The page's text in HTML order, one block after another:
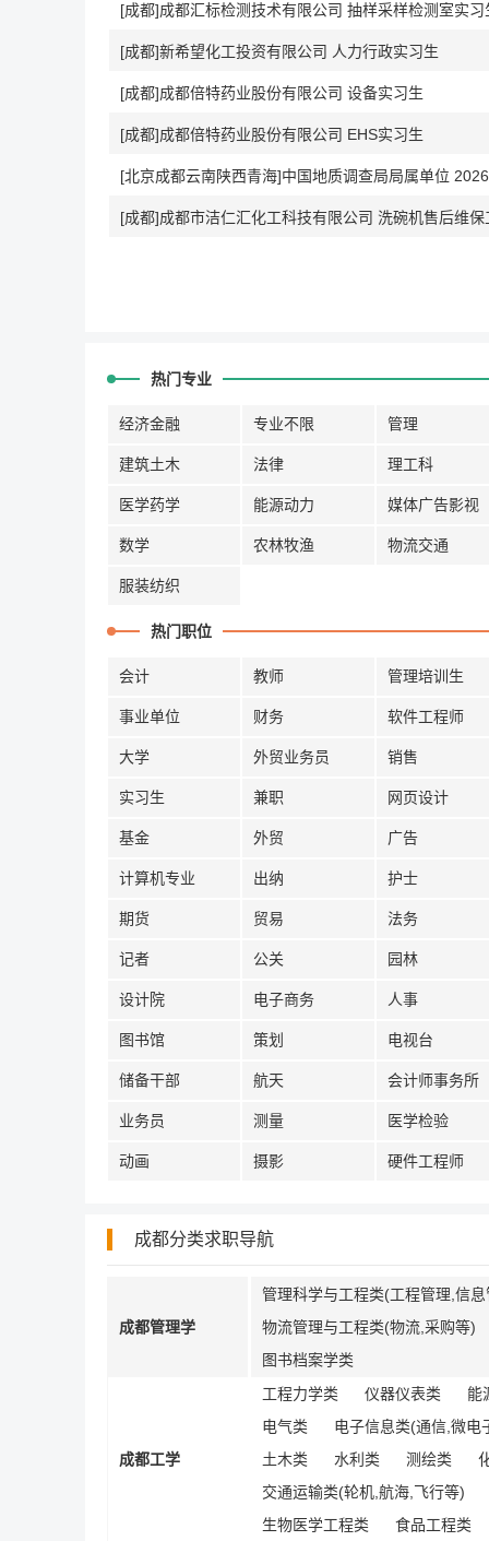
[成都]成都汇标检测技术有限公司 抽样采样检测室实习
[成都]新希望化工投资有限公司 人力行政实习生
[成都]成都倍特药业股份有限公司 设备实习生
[成都]成都倍特药业股份有限公司 EHS实习生
[北京成都云南陕西青海]中国地质调查局局属单位
[成都]成都市洁仁汇化工科技有限公司 洗碗机售后维保
热门专业
经济金融 专业不限 管理
建筑土木 法律 理工科
医学药学 能源动力 媒体广告影视
数学 农林牧渔 物流交通
服装纺织
热门职位
会计 教师 管理培训生
事业单位 财务 软件工程师
大学 外贸业务员 销售
实习生 兼职 网页设计
基金 外贸 广告
计算机专业 出纳 护士
期货 贸易 法务
记者 公关 园林
设计院 电子商务 人事
图书馆 策划 电视台
储备干部 航天 会计师事务所
业务员 测量 医学检验
动画 摄影 硬件工程师
成都分类求职导航
成都管理学
管理科学与工程类(工程管理,信
物流管理与工程类(物流,采购等)
图书档案学类
成都工学
工程力学类 仪器仪表类
能
电气类
电子信息类(通信,微电
土木类
水利类 测绘类
交通运输类(轮机,航海,飞行等)
生物医学工程类
食品工程类